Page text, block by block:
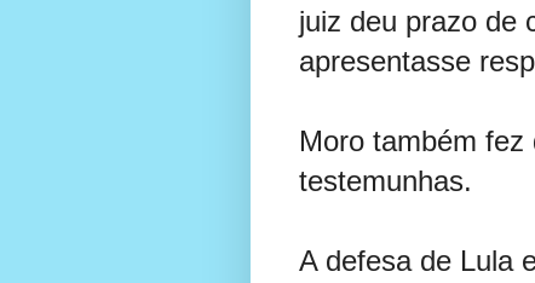
juiz deu prazo de
apresentasse
Moro também
testemunhas.
A defesa de Lula